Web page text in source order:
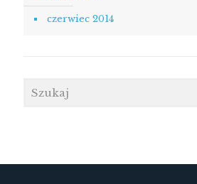
czerwiec 2014